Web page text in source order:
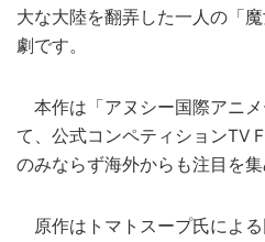
大な大陸を翻弄した一人の「
劇です。
本作は「アヌシー国際アニ
て、公式コンペティションTV
のみならず海外からも注目を集
原作はトマトスープ氏によ